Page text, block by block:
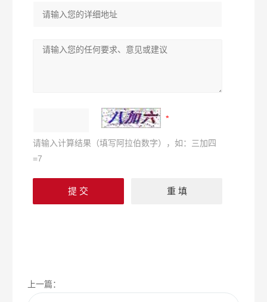
请输入计算结果（填写阿拉伯数字），如：三加四
=7
上一篇：